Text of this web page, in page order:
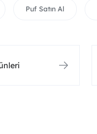
Puf Satın Al